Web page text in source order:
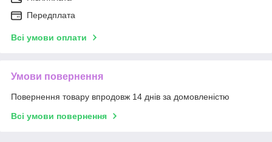
Передплата
Всі умови оплати
Умови повернення
Повернення товару впродовж 14 днів за домовленістю
Всі умови повернення